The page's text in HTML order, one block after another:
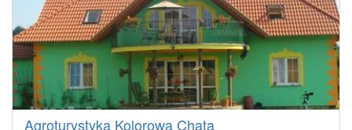
Agroturystyka Kolorowa Chata